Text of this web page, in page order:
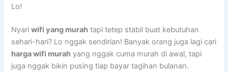
Lo!
Nyariwifi yang murah tapi tetep stabil buat kebutuhan
sehari-hari? Lo nggak sendirian! Banyak orang juga lagi cari
harga wifi murah yang nggak cuma murah di awal, tapi
juga nggak bikin pusing tiap bayar tagihan bulanan.